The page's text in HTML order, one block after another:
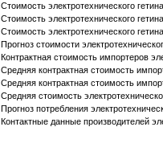
Стоимость электротехнического
Стоимость электротехнического
Стоимость электротехнического
Прогноз стоимости
Контрактная стоимость импортеров
Средняя контрактная стоимость
Средняя контрактная стоимость
Средняя стоимость
Прогноз потребления
Контактные данные производителей